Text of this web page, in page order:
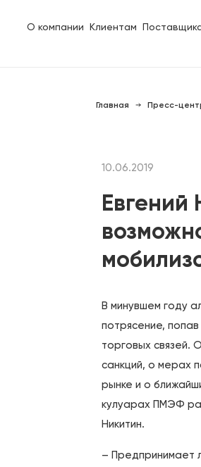
О компании Клиентам
Главная Пресс-
10.06.2019
Евгений
В минувшем году
потрясение,
торговых связей.
санкций, о мерах
рынке и о
кулуарах ПМЭФ
Никитин.
– Предпринимает